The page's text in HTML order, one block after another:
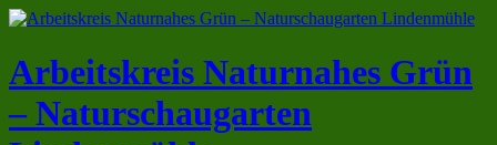
Zum
springen
Arbeitskreis Naturnahes Grün
– Naturschaugarten